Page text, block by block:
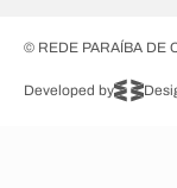
© REDE PARAÍBA DE
Developed by